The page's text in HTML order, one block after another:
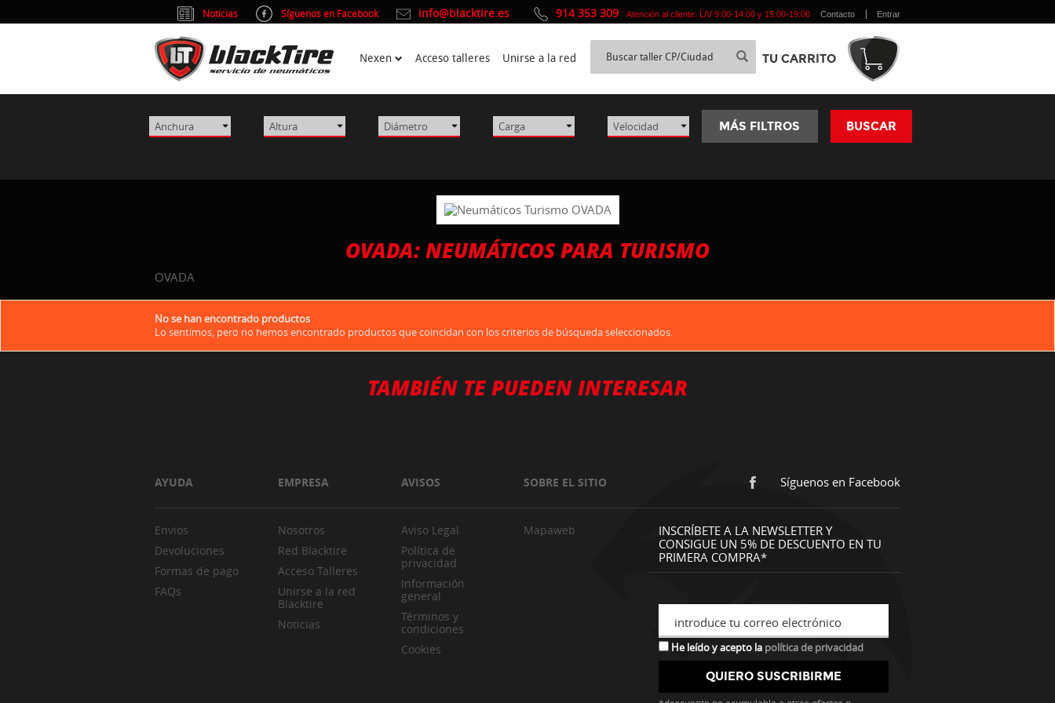
MÁS FILTROS BUSCAR
OVADA: NEUMÁTICOS PARA TURISMO
OVADA
No se han encontrado productos
Lo sentimos, pero no hemos encontrado productos que coincidan con los criterios de búsqueda seleccionados.
TAMBIÉN TE PUEDEN INTERESAR
AYUDA EMPRESA AVISOS SOBRE EL SITIO Síguenos en Facebook
Envios
Devoluciones
Formas de pago
FAQs
Nosotros
Red Blacktire
Acceso Talleres
Unirse a la red
Blacktire
Noticias
Aviso Legal
Política de
privacidad
Información
general
Términos y
condiciones
Cookies
Mapaweb
INSCRÍBETE A LA NEWSLETTER Y
CONSIGUE UN 5% DE DESCUENTO EN TU
PRIMERA COMPRA*
introduce tu correo electrónico
He leído y acepto la política de privacidad
Noticias Síguenos en Facebook info@blacktire.es 914 353 309 Atención al cliente: L/V 9:00-14:00 y 15:00-19:00 Contacto Entrar
Nexen Acceso talleres Unirse a la red TU CARRITO